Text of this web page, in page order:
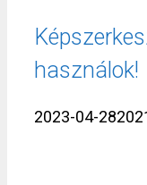
használok!
2023-04-28